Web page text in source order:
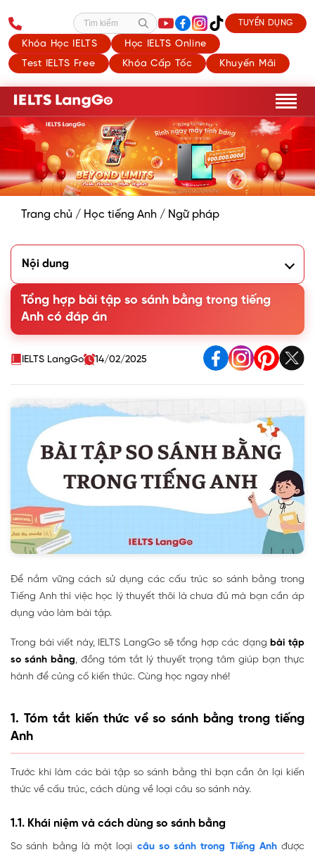
Khóa Học IELTS
Học IELTS Online
Test IELTS Free
Khóa Cấp Tốc Khuyến Mãi
Tìm kiếm TUYỂN DỤNG
Trang chủ / Học tiếng Anh / Ngữ pháp
Nội dung
1.1. Khái niệm và cách dùng so sánh bằng
1.2. Cấu trúc sánh ngang bằng trong tiếng Anh
1.4. Cách chuyển đổi giữa 2 cấu trúc as ... as và The
same ... as
2. Tổng hợp các dạng bài tập so sánh bằng có đáp án
Tổng hợp bài tập so sánh bằng trong tiếng
Anh có đáp án
IELTS LangGo 14/02/2025
Để nắm vững cách sử dụng các cấu trúc so sánh bằng trong
Tiếng Anh thì việc học lý thuyết thôi là chưa đủ mà bạn cần áp
dụng vào làm bài tập.
Trong bài viết này, IELTS LangGo sẽ tổng hợp các dạng bài tập
so sánh bằng, đồng tóm tắt lý thuyết trọng tâm giúp bạn thực
hành để củng cố kiến thức. Cùng học ngay nhé!
1. Tóm tắt kiến thức về so sánh bằng trong tiếng
Anh
Trước khi làm các bài tập so sánh bằng thì bạn cần ôn lại kiến
thức về cấu trúc, cách dùng về loại câu so sánh này.
1.1. Khái niệm và cách dùng so sánh bằng
So sánh bằng là một loại câu so sánh trong Tiếng Anh được